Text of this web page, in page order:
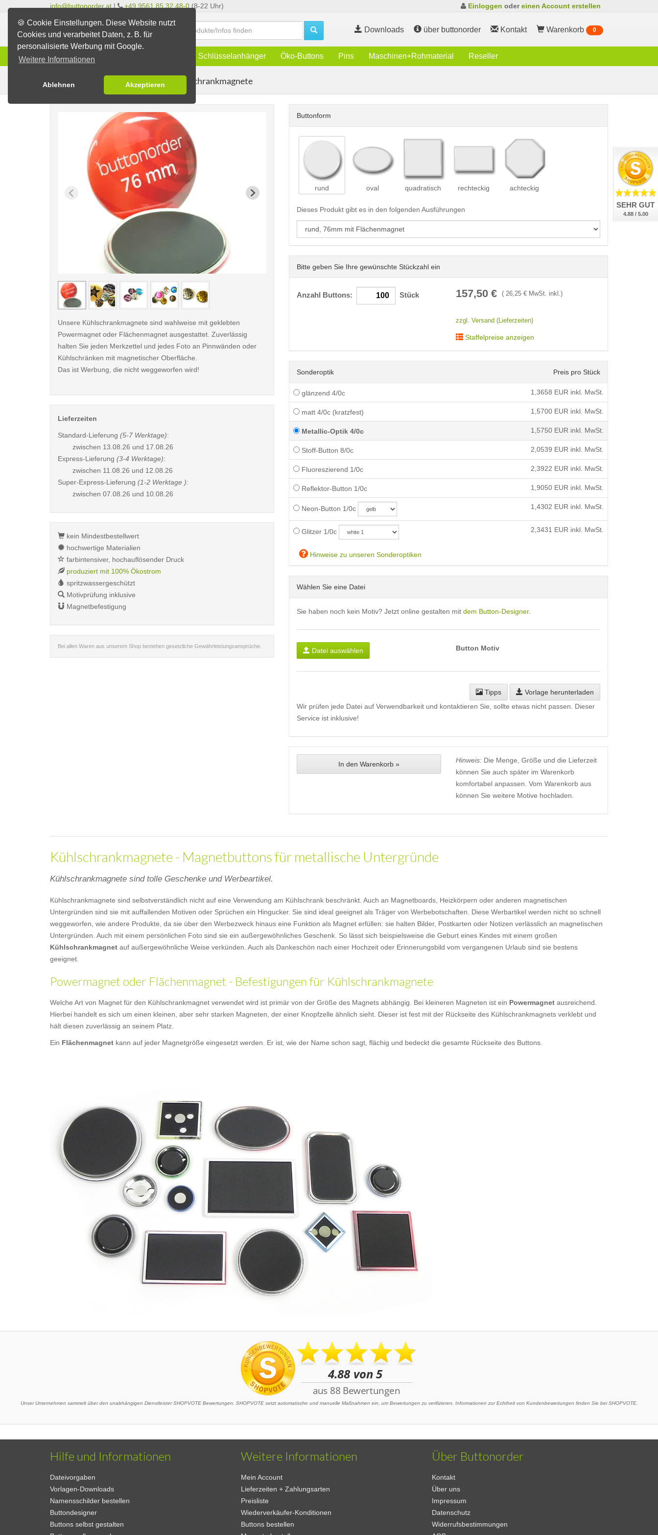
🍪 Cookie Einstellungen. Diese Website nutzt
Cookies und verarbeitet Daten, z. B. für
personalisierte Werbung mit Google.
Weitere Informationen
Ablehnen Akzeptieren
info@buttonorder.at | +49 9561 85 32 48-0 (8-22 Uhr) Einloggen odereinen Account erstellen
Downloads über buttonorder Kontakt Warenkorb 0
Infos Schlüsselanhänger Öko-Buttons Pins Maschinen+Rohmaterial Reseller
Buttons erstellen Magnetbuttons Kühlschrankmagnete
Buttonform
rund oval quadratisch rechteckig achteckig
Dieses Produkt gibt es in den folgenden Ausführungen
Bitte geben Sie Ihre gewünschte Stückzahl ein
Anzahl Buttons: Stück 157,50€ ( 26,25€ MwSt. inkl.)
zzgl. Versand (Lieferzeiten)
Staffelpreise anzeigen
Sonderoptik Preis pro Stück
glänzend 4/0c 1,3658 EUR inkl. MwSt.
matt 4/0c (kratzfest) 1,5700 EUR inkl. MwSt.
Metallic-Optik 4/0c 1,5750 EUR inkl. MwSt.
Stoff-Button 8/0c 2,0539 EUR inkl. MwSt.
Fluoreszierend 1/0c 2,3922 EUR inkl. MwSt.
Reflektor-Button 1/0c 1,9050 EUR inkl. MwSt.
Neon-Button 1/0c 1,4302 EUR inkl. MwSt.
Glitzer 1/0c 2,3431 EUR inkl. MwSt.
Hinweise zu unseren Sonderoptiken
Wählen Sie eine Datei
Sie haben noch kein Motiv? Jetzt online gestalten mit dem Button-Designer.
Datei auswählen Button Motiv
Tipps
Vorlage herunterladen
Wir prüfen jede Datei auf Verwendbarkeit und kontaktieren Sie, sollte etwas nicht passen. Dieser
Service ist inklusive!
In den Warenkorb » Hinweis:Die Menge, Größe und die Lieferzeit
können Sie auch später im Warenkorb
komfortabel anpassen. Vom Warenkorb aus
können Sie weitere Motive hochladen.
< /picture> < /picture> < /picture>
Unsere Kühlschrankmagnete sind wahlweise mit geklebten
Powermagnet oder Flächenmagnet ausgestattet. Zuverlässig
halten Sie jeden Merkzettel und jedes Foto an Pinnwänden oder
Kühlschränken mit magnetischer Oberfläche.
Das ist Werbung, die nicht weggeworfen wird!
Lieferzeiten
Standard-Lieferung (5-7 Werktage):
zwischen 13.08.26 und 17.08.26
Express-Lieferung (3-4 Werktage):
zwischen 11.08.26 und 12.08.26
Super-Express-Lieferung (1-2 Werktage ):
zwischen 07.08.26 und 10.08.26
kein Mindestbestellwert
hochwertige Materialien
farbintensiver, hochauflösender Druck
produziert mit 100% Ökostrom
spritzwassergeschützt
Motivprüfung inklusive
Magnetbefestigung
Bei allen Waren aus unserem Shop bestehen gesetzliche Gewährleistungsansprüche.
Kühlschrankmagnete - Magnetbuttons für metallische Untergründe
Kühlschrankmagnete sind tolle Geschenke und Werbeartikel.
Kühlschrankmagnete sind selbstverständlich nicht auf eine Verwendung am Kühlschrank beschränkt. Auch an Magnetboards, Heizkörpern oder anderen magnetischen
Untergründen sind sie mit auffallenden Motiven oder Sprüchen ein Hingucker. Sie sind ideal geeignet als Träger von Werbebotschaften. Diese Werbartikel werden nicht so schnell
weggeworfen, wie andere Produkte, da sie über den Werbezweck hinaus eine Funktion als Magnet erfüllen: sie halten Bilder, Postkarten oder Notizen verlässlich an magnetischen
Untergründen. Auch mit einem persönlichen Foto sind sie ein außergewöhnliches Geschenk. So lässt sich beispielsweise die Geburt eines Kindes mit einem großen
Kühlschrankmagnet auf außergewöhnliche Weise verkünden. Auch als Dankeschön nach einer Hochzeit oder Erinnerungsbild vom vergangenen Urlaub sind sie bestens
geeignet.
Powermagnet oder Flächenmagnet - Befestigungen für Kühlschrankmagnete
Welche Art von Magnet für den Kühlschrankmagnet verwendet wird ist primär von der Größe des Magnets abhängig. Bei kleineren Magneten ist ein Powermagnet ausreichend.
Hierbei handelt es sich um einen kleinen, aber sehr starken Magneten, der einer Knopfzelle ähnlich sieht. Dieser ist fest mit der Rückseite des Kühlschrankmagnets verklebt und
hält diesen zuverlässig an seinem Platz.
Ein Flächenmagnet kann auf jeder Magnetgröße eingesetzt werden. Er ist, wie der Name schon sagt, flächig und bedeckt die gesamte Rückseite des Buttons.
Unser Unternehmen sammelt über den unabhängigen Dienstleister SHOPVOTE Bewertungen. SHOPVOTE setzt automatische und manuelle Maßnahmen ein, um Bewertungen zu verifizieren. Informationen zur Echtheit von Kundenbewertungen finden Sie bei SHOPVOTE.
Hilfe und Informationen
Dateivorgaben
Vorlagen-Downloads
Namensschilder bestellen
Buttondesigner
Buttons selbst gestalten
Weitere Informationen
Mein Account
Lieferzeiten + Zahlungsarten
Preisliste
Wiederverkäufer-Konditionen
Buttons bestellen
Über Buttonorder
Kontakt
Über uns
Impressum
Datenschutz
Widerrufsbestimmungen
SEHR GUT
4.88 / 5.00